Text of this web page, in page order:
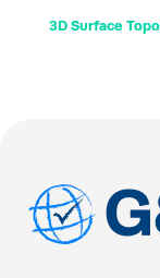
3D Surface